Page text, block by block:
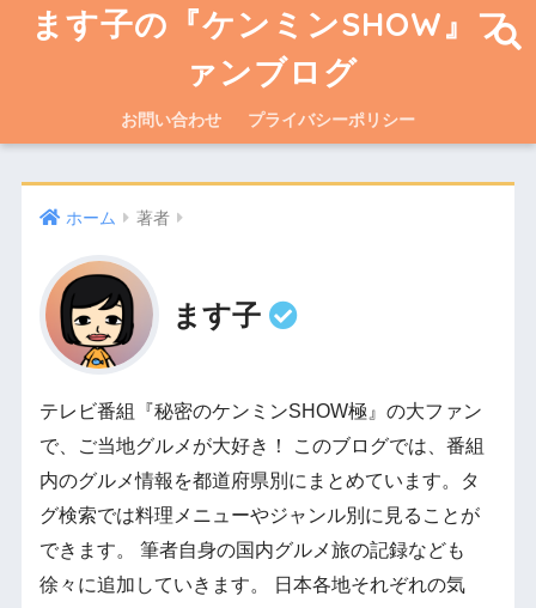
ます子の『ケンミンSHOW』フ
ァンブログ
お問い合わせ プライバシーポリシー
ホーム 著者
ます子
テレビ番組『秘密のケンミンSHOW極』の大ファン
で、ご当地グルメが大好き！ このブログでは、番組
内のグルメ情報を都道府県別にまとめています。タ
グ検索では料理メニューやジャンル別に見ることが
できます。 筆者自身の国内グルメ旅の記録なども
徐々に追加していきます。 日本各地それぞれの気